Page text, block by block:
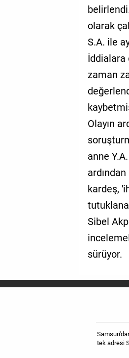
olarak
S.A. ile
İddialara
zaman
Olayın
anne
kardeş,
Sibel
sürüyor.
tek adresi